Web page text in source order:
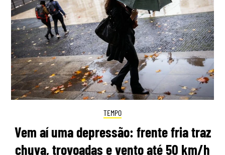
TEMPO
Vem aí uma depressão: frente fria traz
chuva, trovoadas e vento até 50 km/h